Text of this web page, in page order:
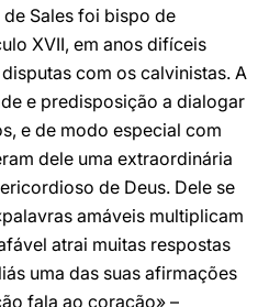
Sales foi bispo de
XVII, em anos difíceis
com os calvinistas. A
e predisposição a dialogar
e de modo especial com
dele uma extraordinária
de Deus. Dele se
amáveis multiplicam
atrai muitas respostas
uma das suas afirmações
fala ao coração» –